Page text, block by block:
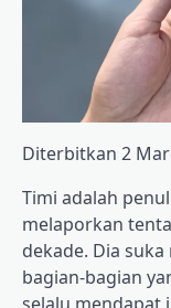
Diterbitkan 2
Timi adalah
melaporkan
dekade. Dia
bagian-bagian